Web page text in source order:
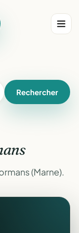
Rechercher
(Marne).